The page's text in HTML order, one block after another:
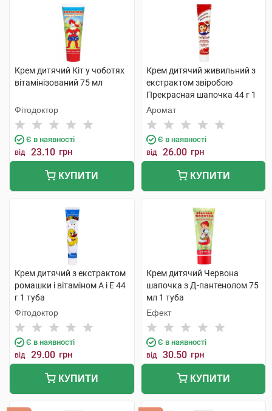
Крем дитячий Кіт у чоботях
вітамінізований 75 мл
Фітодоктор
Є в наявності
від 23.10 грн
КУПИТИ
Крем дитячий живильний з
екстрактом звіробою
Прекрасная шапочка 44 г 1
туба
Аромат
Є в наявності
від 26.00 грн
КУПИТИ
Крем дитячий з екстрактом
ромашки і вітаміном А і Е 44
г 1 туба
Фітодоктор
Є в наявності
від 29.00 грн
КУПИТИ
Крем дитячий Червона
шапочка з Д-пантенолом 75
мл 1 туба
Ефект
Є в наявності
від 30.50 грн
КУПИТИ